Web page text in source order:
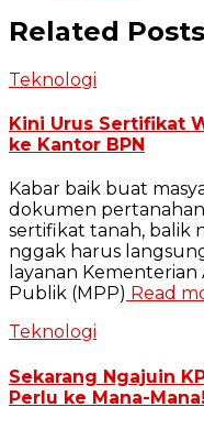
Related Posts
Teknologi
Kini Urus Sertifikat
ke Kantor BPN
Kabar baik buat
dokumen
sertifikat tanah, balik
nggak harus
layanan Kementerian
Publik (MPP) Read
Teknologi
Sekarang Ngajuin
Perlu ke Mana-Mana!